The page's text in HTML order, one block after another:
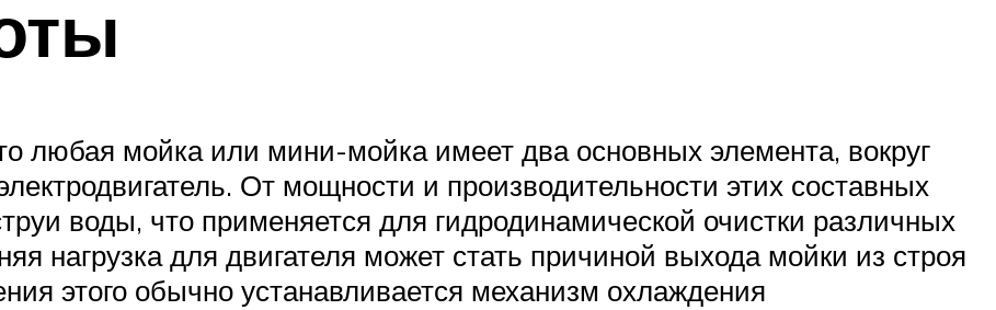
любая мойка или мини-мойка имеет два основных элемента, вокруг
От мощности и производительности этих составных
воды, что применяется для гидродинамической очистки различных
нагрузка для двигателя может стать причиной выхода мойки из строя
этого обычно устанавливается механизм охлаждения